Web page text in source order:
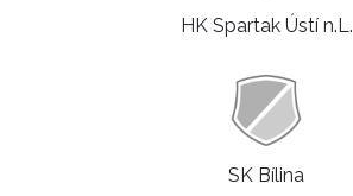
HK Spartak Ústí n.L.
SK Bílina